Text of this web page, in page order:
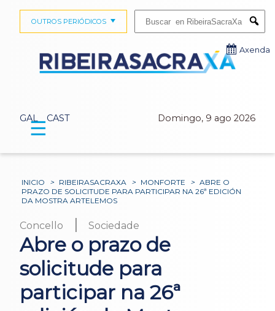
GAL CAST Domingo, 9 ago 2026
OUTROS PERIÓDICOS
Axenda
☰
INICIO > RIBEIRASACRAXA > MONFORTE > ABRE O
PRAZO DE SOLICITUDE PARA PARTICIPAR NA 26ª EDICIÓN
DA MOSTRA ARTELEMOS
Concello | Sociedade
Abre o prazo de
solicitude para
participar na 26ª